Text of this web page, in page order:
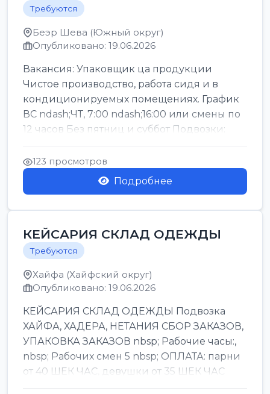
Требуются
Беэр Шева (Южный округ)
Опубликовано: 19.06.2026
Вакансия: Упаковщик ца продукции
Чистое производство, работа сидя и в
кондиционируемых помещениях. График
ВС ndash;ЧТ, 7:00 ndash;16:00 или смены по
12 часов Без пятниц и суббот Подвозки:
Офаким, Нети...
123 просмотров
Подробнее
КЕЙСАРИЯ СКЛАД ОДЕЖДЫ
Требуются
Хайфа (Хайфский округ)
Опубликовано: 19.06.2026
КЕЙСАРИЯ СКЛАД ОДЕЖДЫ Подвозка
ХАЙФА, ХАДЕРА, НЕТАНИЯ СБОР ЗАКАЗОВ,
УПАКОВКА ЗАКАЗОВ nbsp; Рабочие часы:,
nbsp; Рабочих смен 5 nbsp; ОПЛАТА: парни
от 40 ШЕК ЧАС, девушки от 35 ШЕК ЧАС
БОНУСЫ 1500 ШЕК ...